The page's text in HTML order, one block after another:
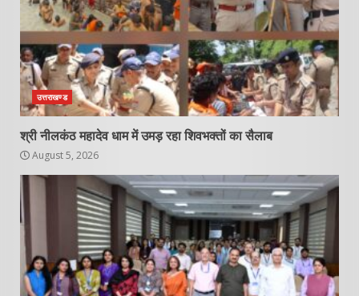
उत्तराखण्ड
श्री नीलकंठ महादेव धाम में उमड़ रहा शिवभक्तों का सैलाब
August 5, 2026